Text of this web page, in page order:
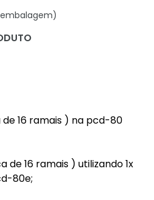
16 ramais ) na pcd-80
de 16 ramais ) utilizando 1x
80e;